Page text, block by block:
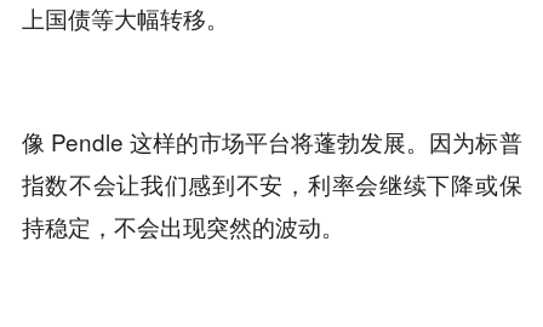
上国债等大幅转移。
像 Pendle 这样的市场平台将蓬勃发展。因为标普
指数不会让我们感到不安，利率会继续下降或保
持稳定，不会出现突然的波动。